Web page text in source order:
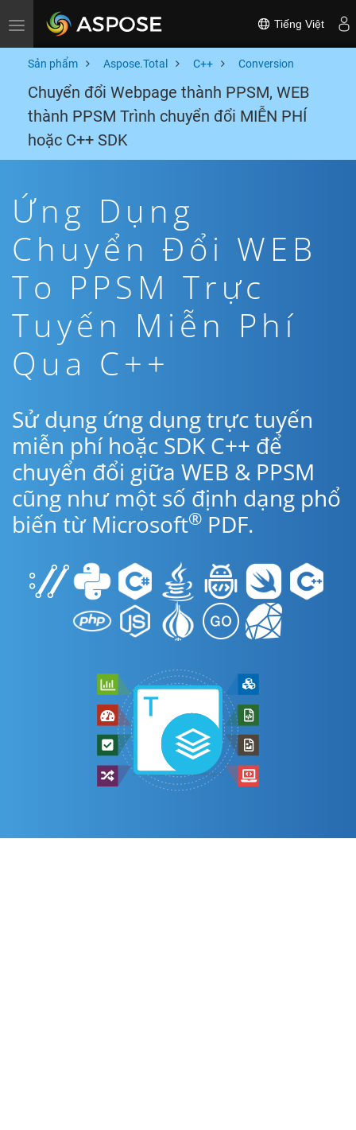
Toggle navigation Tiếng Việt
Sản phẩm Aspose.Total C++ Conversion
Chuyển đổi Webpage thành PPSM, WEB
thành PPSM Trình chuyển đổi MIỄN PHÍ
hoặc C++ SDK
Ứng Dụng
Chuyển Đổi WEB
To PPSM Trực
Tuyến Miễn Phí
Qua C++
Sử dụng ứng dụng trực tuyến
miễn phí hoặc SDK C++ để
chuyển đổi giữa WEB & PPSM
cũng như một số định dạng phổ
biến từ Microsoft® PDF.